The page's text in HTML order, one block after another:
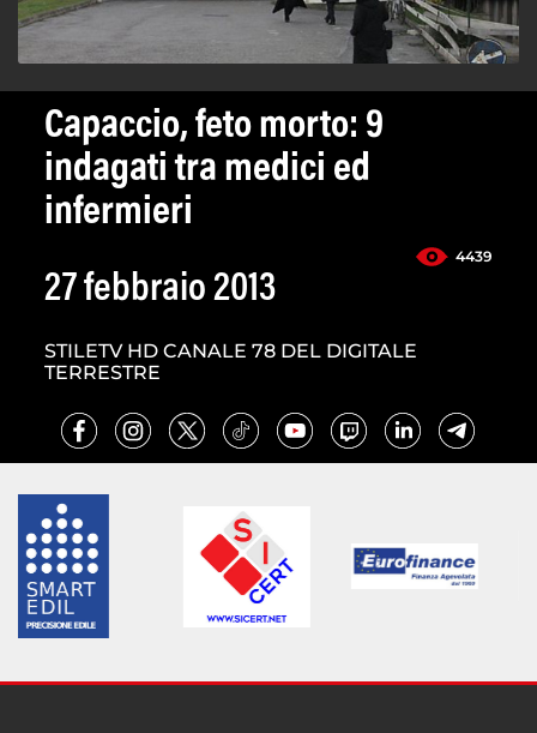
Capaccio, feto morto: 9
indagati tra medici ed
infermieri
4439
27 febbraio 2013
STILETV HD CANALE 78 DEL DIGITALE
TERRESTRE